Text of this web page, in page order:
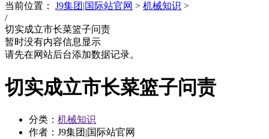
当前位置： J9集团|国际站官网 > 机械知识 >
/
切实成立市长菜篮子问责
暂时没有内容信息显示
请先在网站后台添加数据记录。
切实成立市长菜篮子问责
分类： 机械知识
作者：J9集团|国际站官网